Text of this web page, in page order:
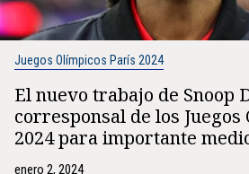
Juegos Olímpicos París 2024
El nuevo trabajo de Snoop
corresponsal de los Juegos
2024 para importante
enero 2, 2024